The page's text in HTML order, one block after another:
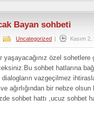
Bayan sohbeti
Uncategorized | Kasım 2,
yaşayacağınız özel
sohbet hatlarına
vazgeçilmez
ağırlığından bir nebze
sohbet hattı ,ucuz sohbet